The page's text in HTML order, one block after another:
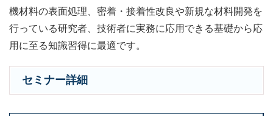
機材料の表面処理、密着・接着性改良や新規な材料開発を
行っている研究者、技術者に実務に応用できる基礎から応
用に至る知識習得に最適です。
セミナー詳細